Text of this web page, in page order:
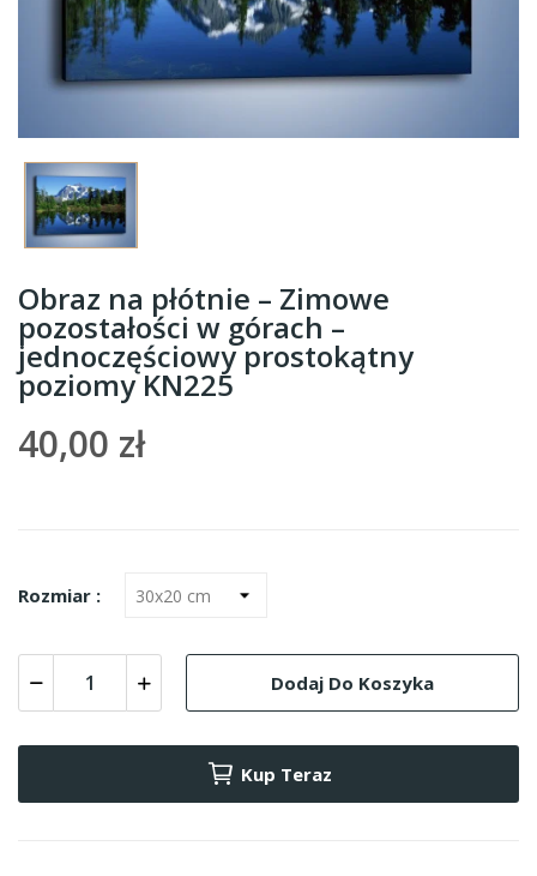
Obraz na płótnie – Zimowe
pozostałości w górach –
jednoczęściowy prostokątny
poziomy KN225
40,00 zł
Rozmiar :
Dodaj Do Koszyka
Kup Teraz